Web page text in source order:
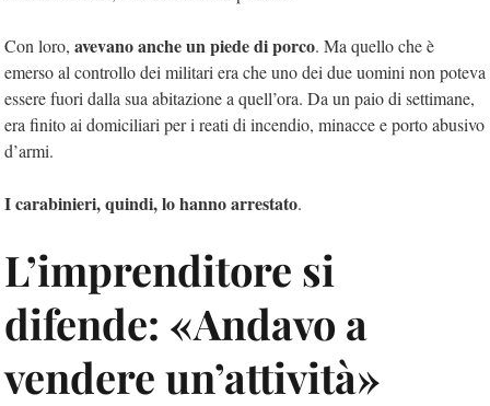
Con loro, avevano anche un piede di porco. Ma quello che è
emerso al controllo dei militari era che uno dei due uomini non poteva
essere fuori dalla sua abitazione a quell’ora. Da un paio di settimane,
era finito ai domiciliari per i reati di incendio, minacce e porto abusivo
d’armi.
I carabinieri, quindi, lo hanno arrestato.
L’imprenditore si
difende: «Andavo a
vendere un’attività»